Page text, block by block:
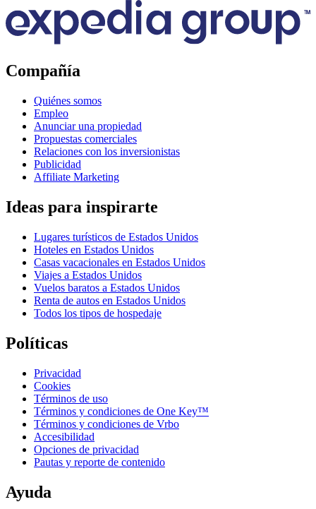
Compañía
Quiénes somos
Empleo
Anunciar una propiedad
Propuestas comerciales
Relaciones con los inversionistas
Publicidad
Affiliate Marketing
Ideas para inspirarte
Lugares turísticos de Estados Unidos
Hoteles en Estados Unidos
Casas vacacionales en Estados Unidos
Viajes a Estados Unidos
Vuelos baratos a Estados Unidos
Renta de autos en Estados Unidos
Todos los tipos de hospedaje
Políticas
Privacidad
Cookies
Términos de uso
Términos y condiciones de One Key™
Términos y condiciones de Vrbo
Accesibilidad
Opciones de privacidad
Pautas y reporte de contenido
Ayuda